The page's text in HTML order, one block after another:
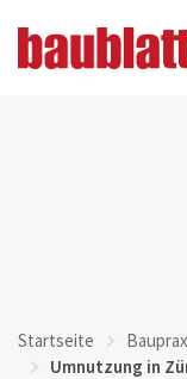
Startseite
Umnutzung in